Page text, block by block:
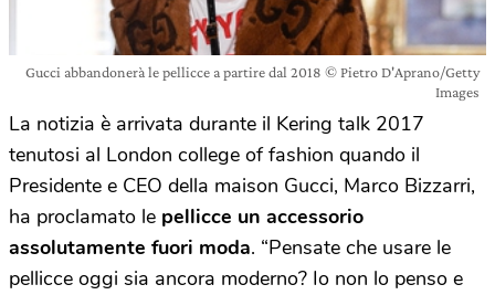
Gucci abbandonerà le pellicce a partire dal 2018 © Pietro D'Aprano/Getty
Images
La notizia è arrivata durante il Kering talk 2017
tenutosi al London college of fashion quando il
Presidente e CEO della maison Gucci, Marco Bizzarri,
ha proclamato le pellicce un accessorio
assolutamente fuori moda. “Pensate che usare le
pellicce oggi sia ancora moderno? Io non lo penso e